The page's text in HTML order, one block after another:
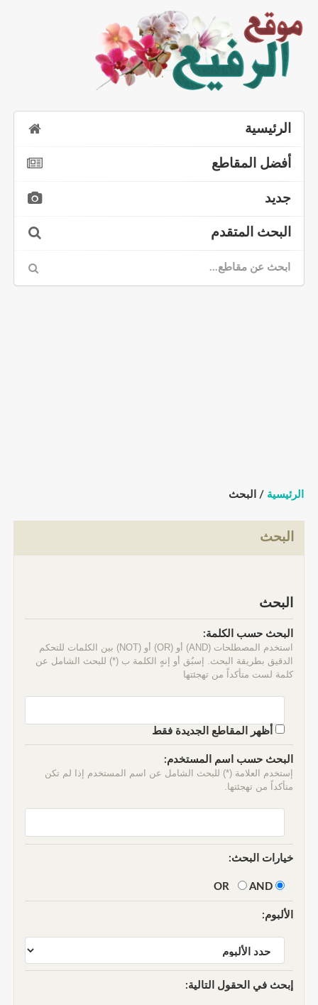
الرئيسية
أفضل المقاطع
جديد
البحث المتقدم
الرئيسية / البحث
البحث
البحث
البحث حسب الكلمة:
استخدم المصطلحات (AND) أو (OR) أو (NOT) بين الكلمات للتحكم
الدقيق بطريقة البحث. إسبُق أو إنهٍ الكلمة ب (*) للبحث الشامل عن
كلمة لست متأكداً من تهجئتها
أظهر المقاطع الجديدة فقط
البحث حسب اسم المستخدم:
إستخدم العلامة (*) للبحث الشامل عن اسم المستخدم إذا لم تكن
متأكداً من تهجئتها.
خيارات البحث:
AND
الألبوم:
إبحث في الحقول التالية: